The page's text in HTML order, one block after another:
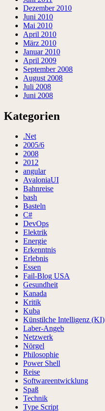
Dezember 2010
Juni 2010
Mai 2010
April 2010
März 2010
Januar 2010
April 2009
September 2008
August 2008
Juli 2008
Juni 2008
Kategorien
.Net
2005/6
2008
2012
angular
AvaloniaUI
Bahnreise
bash
Basteln
C#
DevOps
Elektrik
Energie
Erkenntnis
Erlebnis
Essen
Fail-Blog USA
Gesundheit
Kanada
Kritik
Kuba
Künstilche Intelligenz (KI)
Laber-Angeb
Netzwerk
Nörgel
Philosophie
Power Shell
Reise
Softwareentwicklung
Spaß
Technik
Type Script